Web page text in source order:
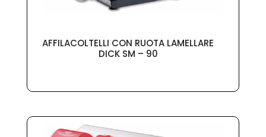
AFFILACOLTELLI CON RUOTA LAMELLARE
DICK SM – 90